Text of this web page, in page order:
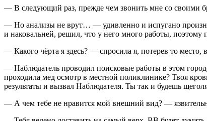
— В следующий раз, прежде чем звонить мне со своими
— Но анализы не врут… — удивленно и испугано
и наковальней, решил, что у него много работы, поэтому
— Какого чёрта я здесь? — спросила я, потерев то место,
— Наблюдатель проводил поисковые работы в этом
проходила мед осмотр в местной поликлинике? Твоя
результаты и вызвал Наблюдателя. Ты так и будешь
— А чем тебе не нравится мой внешний вид? —